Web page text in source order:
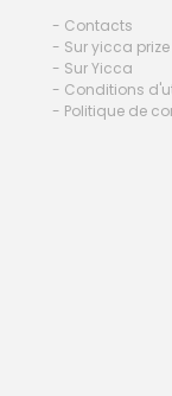
- Contacts
- Sur yicca prize
- Sur Yicca
- Conditions
- Politique de